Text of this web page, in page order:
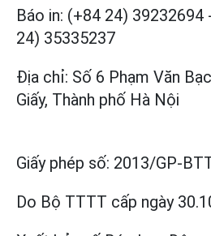
Báo in: (+84 24) 39232694
24) 35335237
Địa chỉ: Số 6 Phạm Văn
Giấy, Thành phố Hà Nội
Giấy phép số: 2013/GP-
Do Bộ TTTT cấp ngày